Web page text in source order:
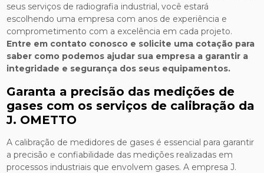
seus serviços de radiografia industrial, você estará
escolhendo uma empresa com anos de experiência e
comprometimento com a excelência em cada projeto.
Entre em contato conosco e solicite uma cotação para
saber como podemos ajudar sua empresa a garantir a
integridade e segurança dos seus equipamentos.
Garanta a precisão das medições de
gases com os serviços de calibração da
J. OMETTO
A calibração de medidores de gases é essencial para garantir
a precisão e confiabilidade das medições realizadas em
processos industriais que envolvem gases. A empresa J.